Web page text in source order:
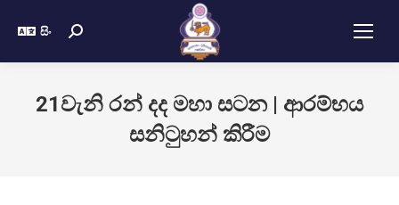
සිං
21වැනි රන් දද මහා සටන | ආරම්භය
සනිටුහන් කිරීම